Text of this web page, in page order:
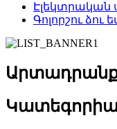
Էլեկտրական
Գոլորշու ձու